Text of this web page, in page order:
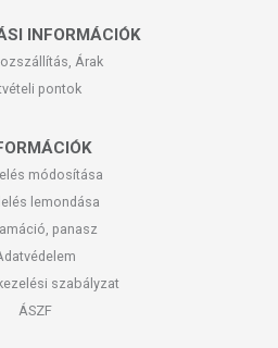
INFORMÁCIÓK
Árak
pontok
módosítása
lemondása
panasz
szabályzat
ÁSZF